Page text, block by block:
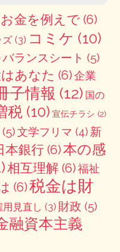
お金を例えで (6)
ズ (3) コミケ (10)
バランスシート (5)
あなた (6)企業
子情報 (12) 国の
税 (10) 宣伝チラシ (2)
(5)文学フリマ (4) 新
本銀行 (6)本の感
相互理解 (6)福祉
(6)税金は財
用見直し (3) 財政 (5)
融資本主義